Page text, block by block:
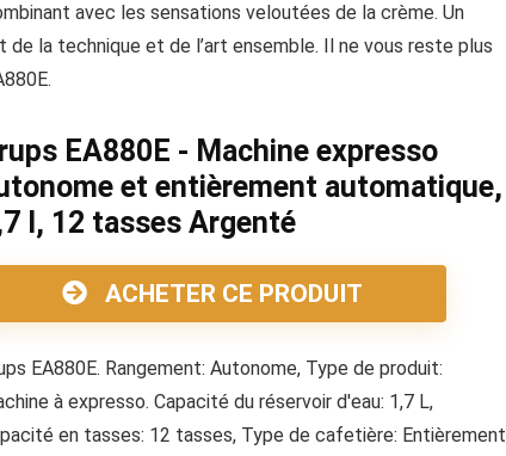
avec les sensations veloutées de la crème. Un
la technique et de l’art ensemble. Il ne vous reste plus
EA880E - Machine expresso
et entièrement automatique,
l, 12 tasses Argenté
ACHETER CE PRODUIT
EA880E. Rangement: Autonome, Type de produit:
à expresso. Capacité du réservoir d'eau: 1,7 L,
en tasses: 12 tasses, Type de cafetière: Entièrement